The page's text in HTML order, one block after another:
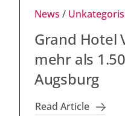
News /
Grand Hotel
mehr als
Augsburg
Read Article